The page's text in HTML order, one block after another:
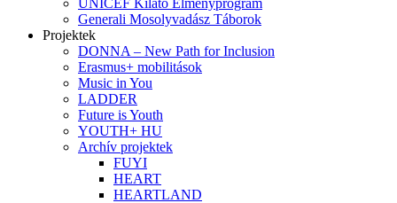
UNICEF Kilátó Élményprogram
Generali Mosolyvadász Táborok
Projektek
DONNA – New Path for Inclusion
Erasmus+ mobilitások
Music in You
LADDER
Future is Youth
YOUTH+ HU
Archív projektek
FUYI
HEART
HEARTLAND